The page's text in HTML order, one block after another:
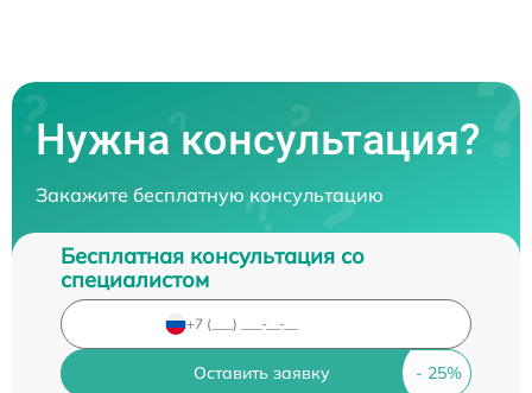
Нужна консультация?
Закажите бесплатную консультацию
Бесплатная консультация со
специалистом
Оставить заявку